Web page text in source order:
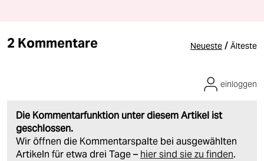
2 Kommentare Neueste / Älteste
Die Kommentarfunktion unter diesem Artikel ist
geschlossen.
Wir öffnen die Kommentarspalte bei ausgewählten
Artikeln für etwa drei Tage – hier sind sie zu finden.
einloggen